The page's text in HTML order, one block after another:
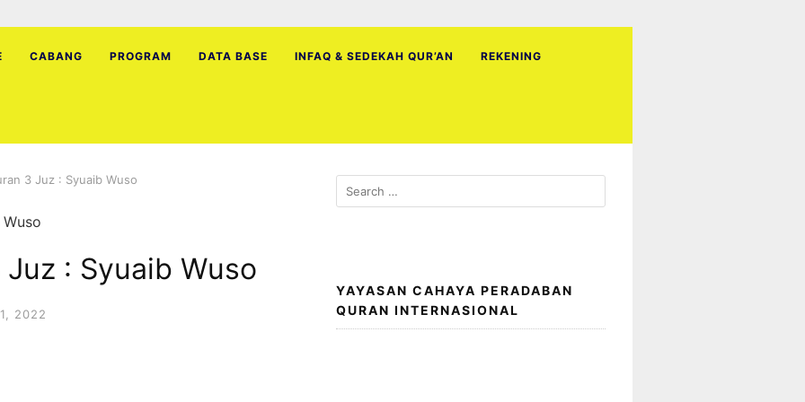
CABANG PROGRAM DATA BASE INFAQ & SEDEKAH QUR’AN REKENING
3 Juz : Syuaib Wuso
Juz : Syuaib Wuso
2022
Search
for:
YAYASAN CAHAYA PERADABAN
QURAN INTERNASIONAL